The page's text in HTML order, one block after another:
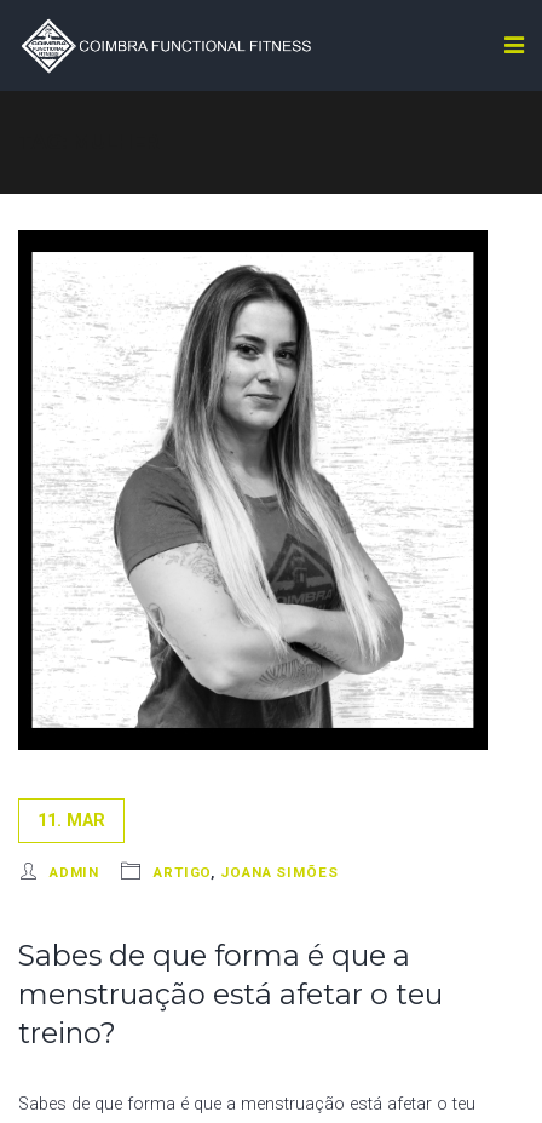
11. MAR
ADMIN ARTIGO, JOANA SIMÕES
Sabes de que forma é que a
menstruação está afetar o teu
treino?
Sabes de que forma é que a menstruação está afetar o teu